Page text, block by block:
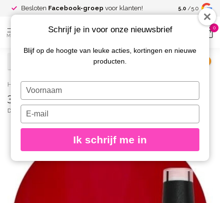
Besloten Facebook-groep voor klanten! Spaar voor
kortingen
5.0 /5.0
MENU
0
Home / 304 Gellak Pretty Red 10 ml.
304 Gellak Pretty Red 10 ml.
DIVA
Schrijf je in voor onze nieuwsbrief
Blijf op de hoogte van leuke acties, kortingen en nieuwe
producten.
Typ
je
naam
Typ
je
e-
in
Ik schrijf me in